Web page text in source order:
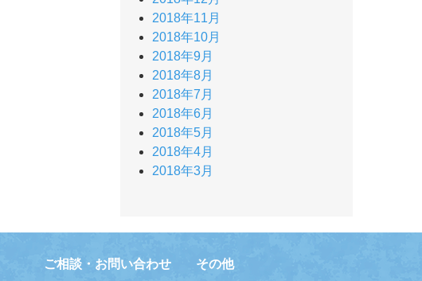
2018年11月
2018年10月
2018年9月
2018年8月
2018年7月
2018年6月
2018年5月
2018年4月
2018年3月
ご相談・お問い合わせ その他